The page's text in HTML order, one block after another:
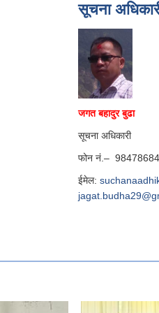
सूचना
जगत बहादुर बुढा
सूचना अधिकारी
फोन नं.–
ईमेल: